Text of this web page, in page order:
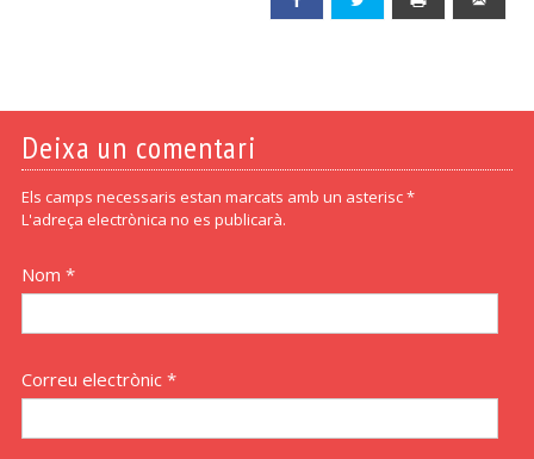
Deixa un comentari
Els camps necessaris estan marcats amb un asterisc *
L'adreça electrònica no es publicarà.
Nom *
Correu electrònic *